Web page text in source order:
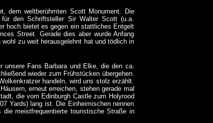
dem weltberühmten Scott Monument. Die
für den Schriftsteller Sir Walter Scott (u.a.
hoch bietet es gegen ein stattliches Entgelt
Street. Gerade dies aber wurde Anfang
zu weit herausgelehnt hat und tödlich in
unsere Fans Barbara und Elke, die den ca.
wieder zum Frühstücken übergehen.
handeln, wird uns stolz erzählt.
erneut erreichen, stehen gerade mal
die vom Edinburgh Castle zum Holyrood
Yards) lang ist. Die Einheimischen nennen
meistfrequentierte touristische Straße in